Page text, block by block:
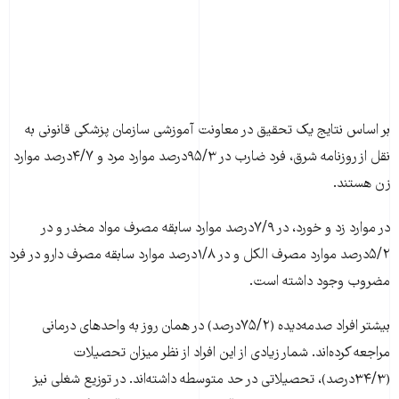
بر اساس نتایج یک تحقیق در معاونت آموزشی سازمان پزشکی قانونی به
نقل از روزنامه شرق، فرد ضارب در ۹۵/۳درصد موارد مرد و ۴/۷درصد موارد
زن هستند.
در موارد زد و خورد، در ۷/۹درصد موارد سابقه مصرف مواد مخدر و در
۵/۲درصد موارد مصرف الکل و در ۱/۸درصد موارد سابقه مصرف دارو در فرد
مضروب وجود داشته است.
بیشتر افراد صدمه‌دیده (۷۵/۲درصد) در همان روز به واحد‌های درمانی
مراجعه کرده‌اند. شمار زیادی از این افراد از نظر میزان تحصیلات
(۳۴/۳درصد)، تحصیلاتی در حد متوسطه داشته‌اند. در توزیع شغلی نیز